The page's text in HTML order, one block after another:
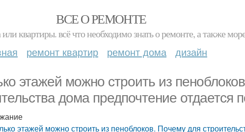
ВСЕ О РЕМОНТЕ
квартиры. всё что необходимо знать о ремонте, а также
ремонт квартир ремонт дома дизайн
этажей можно строить из
дома предпочтение отдается
этажей можно строить из пеноблоков. Почему для